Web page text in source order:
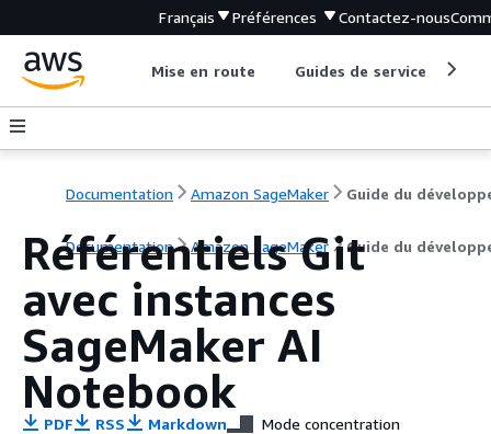
Français Préférences Contactez-nous
Mise en route Guides de service
Documentation Amazon SageMaker Guide du
Documentation Amazon SageMaker Guide du
Référentiels Git
avec instances
SageMaker AI
Notebook
PDF RSS Markdown Mode concentration